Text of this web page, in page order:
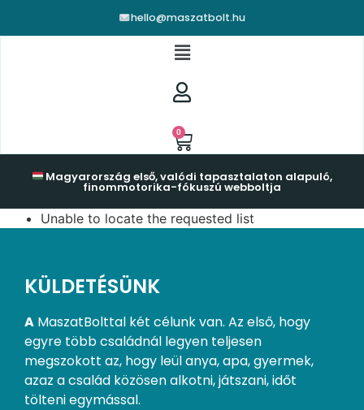
hello@maszatbolt.hu
0
Magyarország első, valódi tapasztalaton alapuló,
finommotorika-fókuszú webboltja
Unable to locate the requested list
KÜLDETÉSÜNK
A MaszatBolttal két célunk van. Az első, hogy
egyre több családnál legyen teljesen
megszokott az, hogy leül anya, apa, gyermek,
azaz a család közösen alkotni, játszani, időt
tölteni egymással.